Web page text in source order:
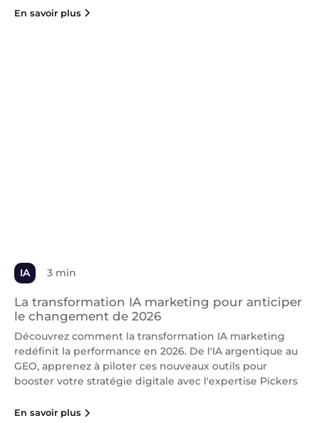
En savoir plus
IA 3 min
La transformation IA marketing pour anticiper
le changement de 2026
Découvrez comment la transformation IA marketing
redéfinit la performance en 2026. De l'IA argentique au
GEO, apprenez à piloter ces nouveaux outils pour
booster votre stratégie digitale avec l'expertise Pickers
En savoir plus